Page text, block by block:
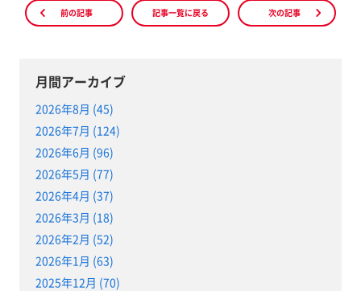
前の記事 記事一覧に戻る 次の記事
月間アーカイブ
2026年8月 (45)
2026年7月 (124)
2026年6月 (96)
2026年5月 (77)
2026年4月 (37)
2026年3月 (18)
2026年2月 (52)
2026年1月 (63)
2025年12月 (70)